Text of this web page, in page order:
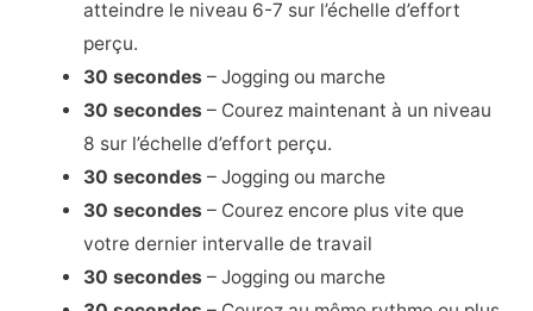
atteindre le niveau 6-7 sur l’échelle d’effort
perçu.
30 secondes – Jogging ou marche
30 secondes – Courez maintenant à un niveau
8 sur l’échelle d’effort perçu.
30 secondes – Jogging ou marche
30 secondes – Courez encore plus vite que
votre dernier intervalle de travail
30 secondes – Jogging ou marche